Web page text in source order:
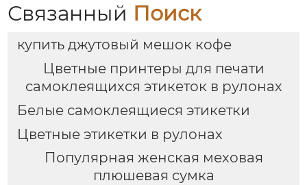
Связанный Поиск
купить джутовый мешок кофе
Цветные принтеры для печати
самоклеящихся этикеток в рулонах
Белые самоклеящиеся этикетки
Цветные этикетки в рулонах
Популярная женская меховая
плюшевая сумка